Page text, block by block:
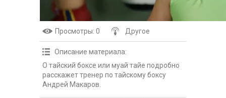
Просмотры: 0 Другое
Описание материала:
О тайский боксе или муай тайе подробно
расскажет тренер по тайскому боксу
Андрей Макаров.